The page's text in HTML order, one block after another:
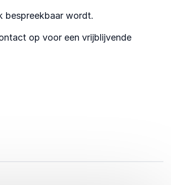
bespreekbaar wordt.
op voor een vrijblijvende